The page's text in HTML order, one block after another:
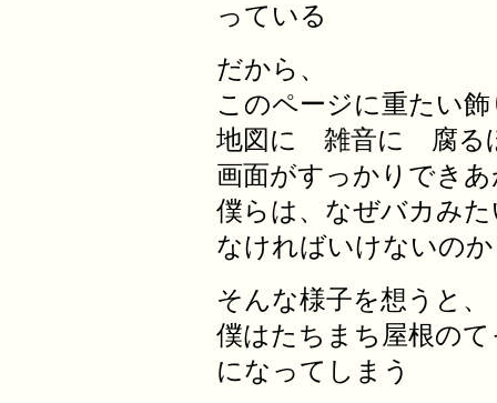
っている
だから、
このページに重たい
地図に 雑音に 腐る
画面がすっかりでき
僕らは、なぜバカみ
なければいけないのか
そんな様子を想うと、
僕はたちまち屋根の
になってしまう